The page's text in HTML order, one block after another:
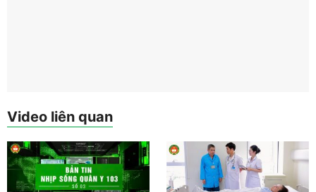
Video liên quan